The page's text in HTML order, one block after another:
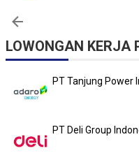
LOWONGAN KERJA
PT Tanjung Power
PT Deli Group